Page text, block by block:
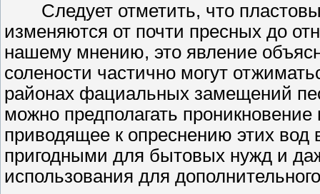
Следует отметить, что
изменяются от почти пресных до
нашему мнению, это явление
солености частично могут
районах фациальных замещений
можно предполагать
приводящее к опреснению этих вод
пригодными для бытовых нужд и
использования для